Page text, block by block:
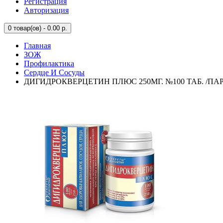
Авторизация
0 товар(ов) - 0.00 р.
Главная
ЗОЖ
Профилактика
Сердце И Сосуды
ДИГИДРОКВЕРЦЕТИН ПЛЮС 250МГ. №100 ТАБ. /